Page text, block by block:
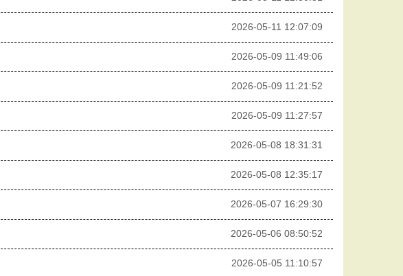
2026-05-11 12:07:09
2026-05-09 11:49:06
2026-05-09 11:21:52
2026-05-09 11:27:57
2026-05-08 18:31:31
2026-05-08 12:35:17
2026-05-07 16:29:30
2026-05-06 08:50:52
2026-05-05 11:10:57